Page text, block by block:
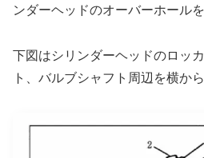
ンダーヘッドのオーバーホール
下図はシリンダーヘッドのロッ
ト、バルブシャフト周辺を横か